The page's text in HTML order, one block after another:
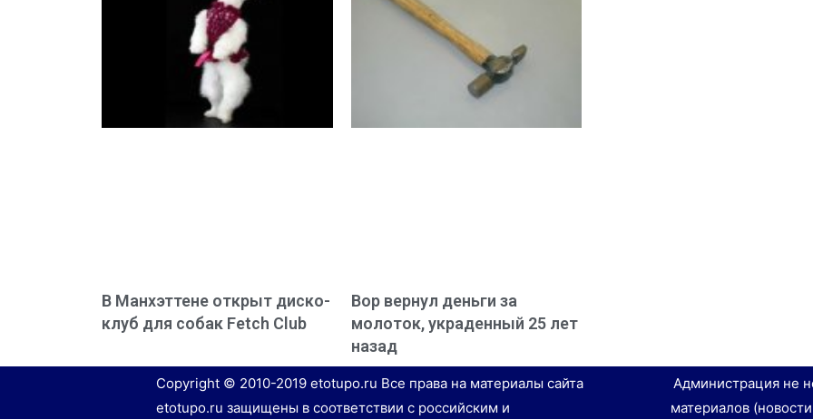
В Манхэттене открыт диско-
клуб для собак Fetch Club
Вор вернул деньги за
молоток, украденный 25 лет
назад
Copyright © 2010-2019 etotupo.ru Все права на материалы сайта
etotupo.ru защищены в соответствии с российским и
Администрация не
материалов